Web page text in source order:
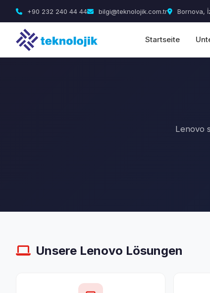
+90 232 240 44 44 bilgi@teknolojik.com.tr Bornova,
Startseite
Lenovo
Unsere Lenovo Lösungen